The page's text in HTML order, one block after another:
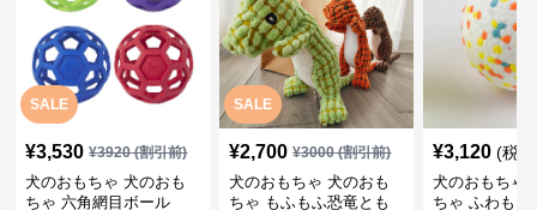
SALE
¥3,530 ¥3920(割引前)
犬のおもちゃ 犬のおも
ちゃ 六角網目ボール
SALE
¥2,700 ¥3000(割引前)
犬のおもちゃ 犬のおも
ちゃ もふもふ恐竜とも
¥3,120 (税
犬のおもちゃ
ちゃ ふわもこ